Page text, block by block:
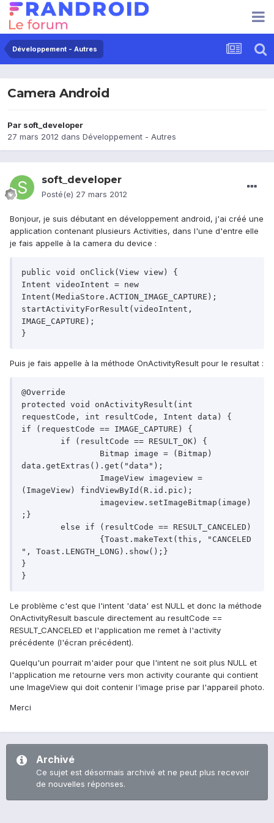
Développement - Autres
Camera Android
Par soft_developer
27 mars 2012 dans Développement - Autres
soft_developer
Posté(e) 27 mars 2012
Bonjour, je suis débutant en développement android, j'ai créé une
application contenant plusieurs Activities, dans l'une d'entre elle
je fais appelle à la camera du device :
public void onClick(View view) {
Intent videoIntent = new
Intent(MediaStore.ACTION_IMAGE_CAPTURE);
startActivityForResult(videoIntent,
IMAGE_CAPTURE);
Puis je fais appelle à la méthode OnActivityResult pour le resultat :
@Override
protected void onActivityResult(int
requestCode, int resultCode, Intent data) {
if (requestCode == IMAGE_CAPTURE) {
data.getExtras().get("data");
(ImageView) findViewById(R.id.pic);
;}
", Toast.LENGTH_LONG).show();}
}
Le problème c'est que l'intent 'data' est NULL et donc la méthode
OnActivityResult bascule directement au resultCode ==
RESULT_CANCELED et l'application me remet à l'activity
précédente (l'écran précédent).
Quelqu'un pourrait m'aider pour que l'intent ne soit plus NULL et
l'application me retourne vers mon activity courante qui contient
une ImageView qui doit contenir l'image prise par l'appareil photo.
Merci
Archivé
Ce sujet est désormais archivé et ne peut plus recevoir
de nouvelles réponses.